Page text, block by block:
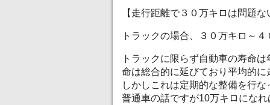
【走行距離で３０万キロは問題
トラックの場合、３０万キロ～
トラックに限らず自動車の寿命
命は総合的に延びており平均的
しかしこれは定期的な整備を行
普通車の話ですが10万キロにな